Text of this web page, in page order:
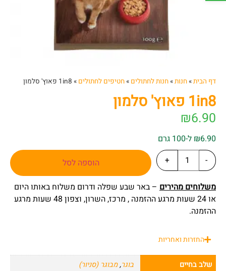
דף הבית»חנות»חנות לחתולים »חטיפים לחתולים » 1in8 פאוץ' סלמון
1in8 פאוץ' סלמון
₪6.90
₪6.90 ל-100 גרם
-
+
הוספה לסל
משלוחים מהירים – באר שבע שפלה ודרום משלוח באותו היום
או 24 שעות מרגע ההזמנה , מרכז, השרון, וצפון 48 שעות מרגע
ההזמנה.
החזרות ואחריות
שלב בחיים בוגר,מבוגר (סניור)